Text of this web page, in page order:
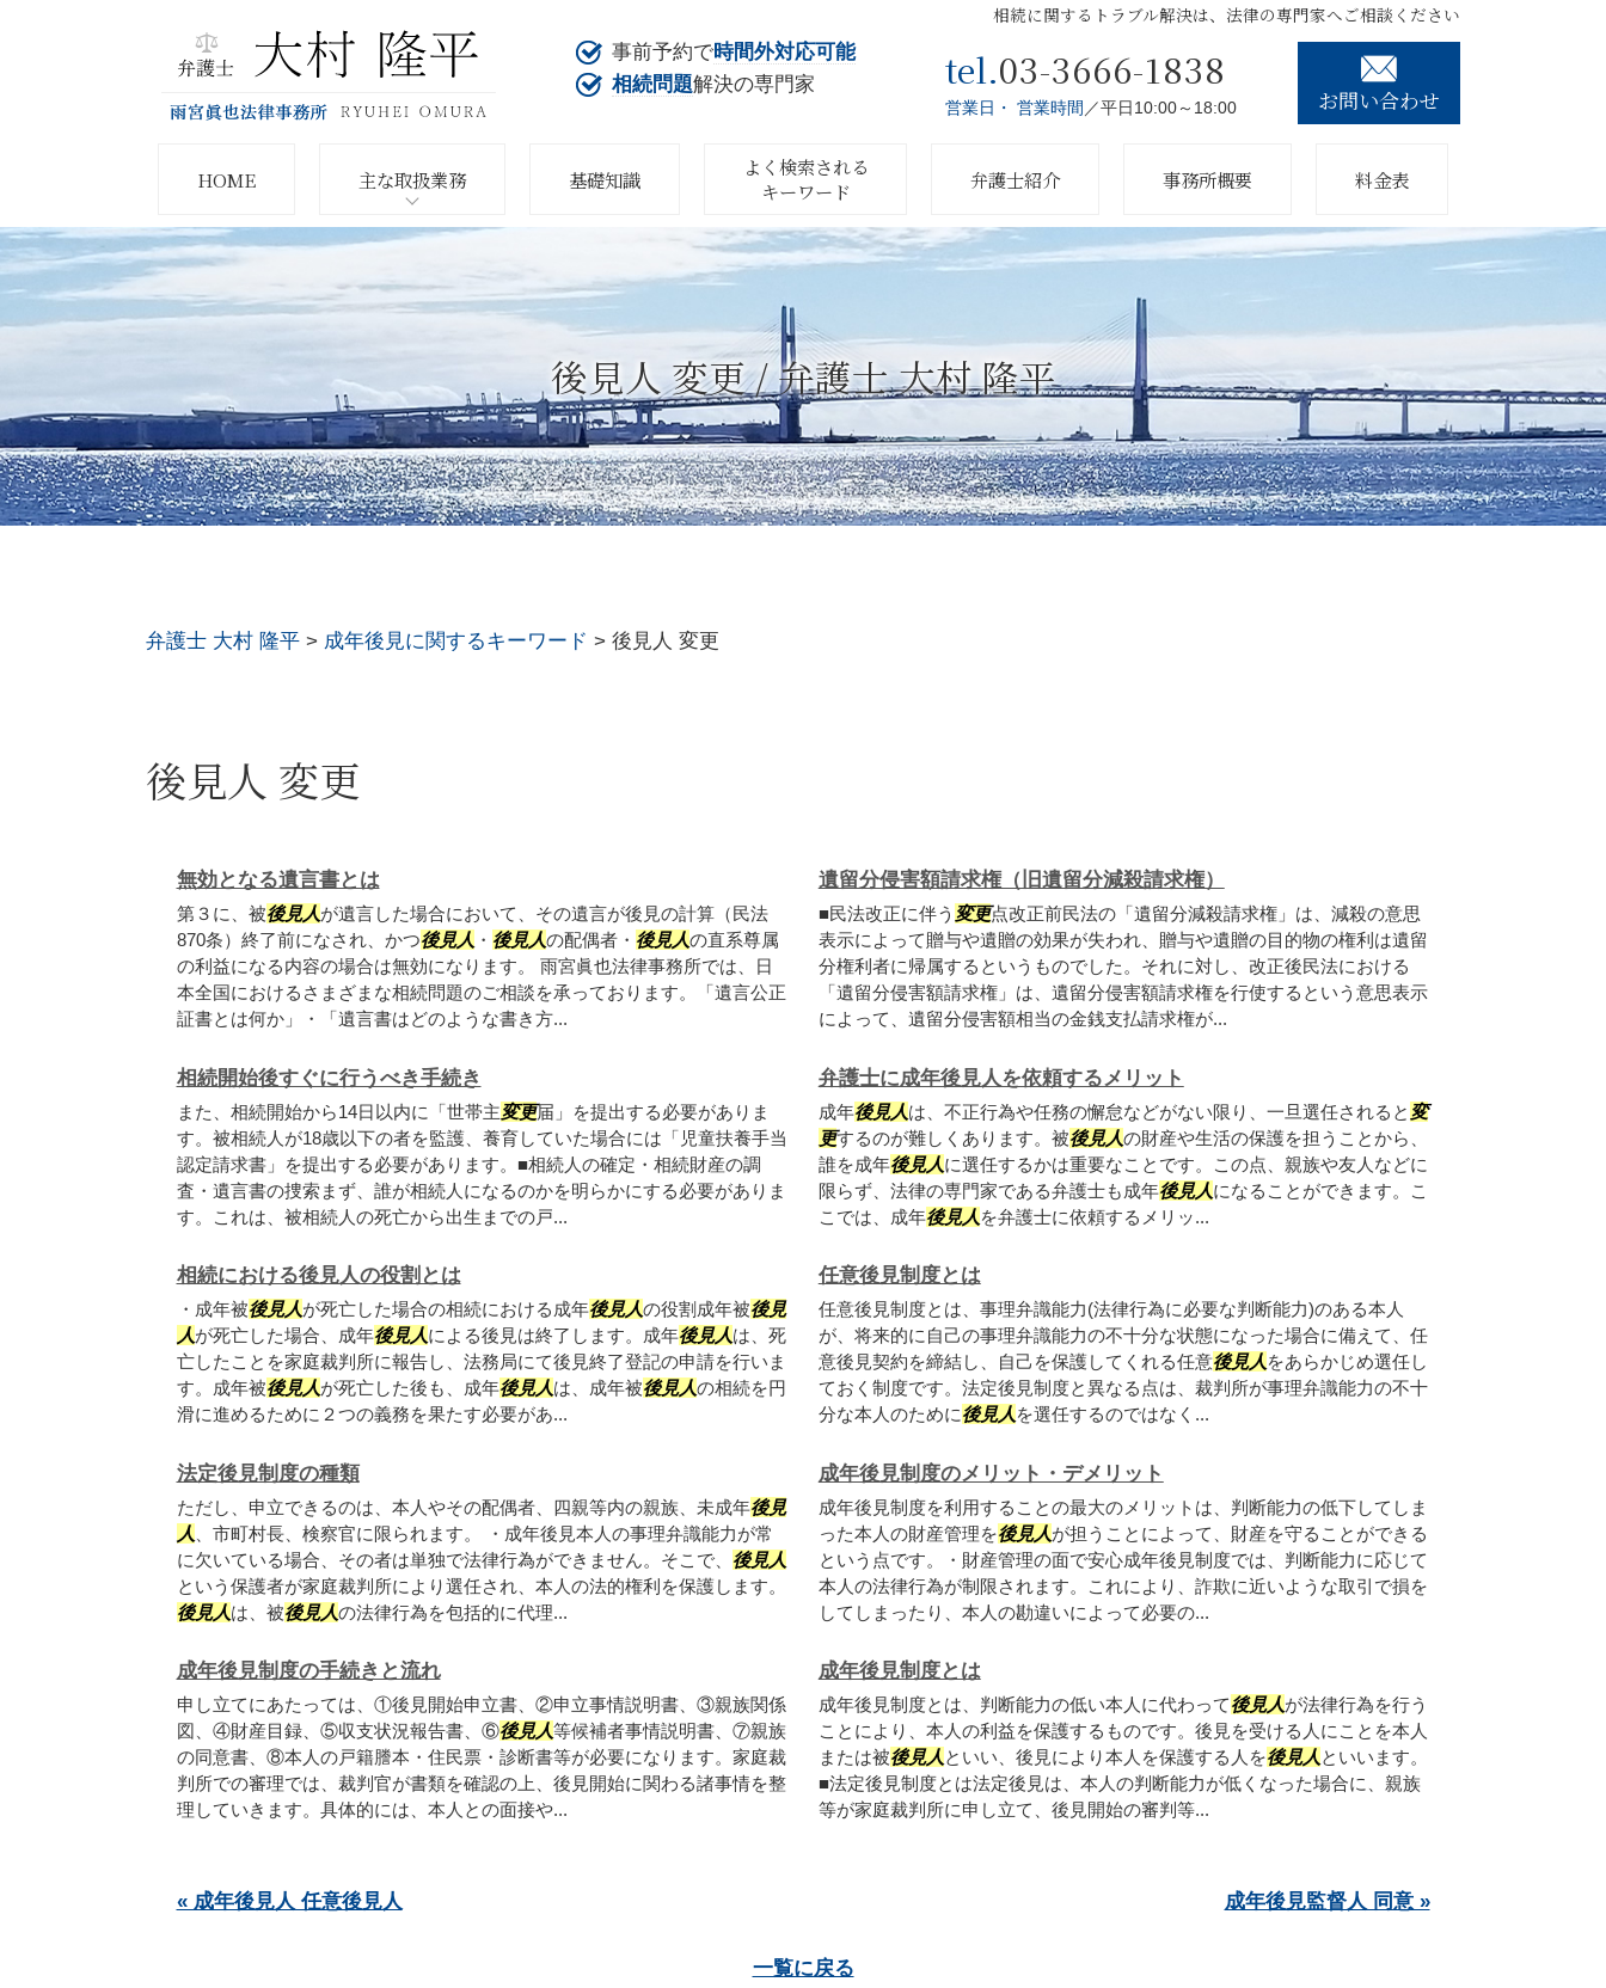
後見人 変更 / 弁護士 大村 隆平
相続に関するトラブル解決は、法律の専門家へご相談ください
事前予約で時間外対応可能
相続問題解決の専門家 tel.03-3666-1838
営業日・ 営業時間 ／平日10:00～18:00 お問い合わせ
HOME 主な取扱業務 基礎知識
よく検索される
キーワード
弁護士紹介 事務所概要 料金表
弁護士 大村 隆平 > 成年後見に関するキーワード > 後見人 変更
後見人 変更
無効となる遺言書とは
第３に、被後見人が遺言した場合において、その遺言が後見の計算（民法
870条）終了前になされ、かつ後見人 ・ 後見人の配偶者・ 後見人の直系尊属
の利益になる内容の場合は無効になります。 雨宮眞也法律事務所では、日
本全国におけるさまざまな相続問題のご相談を承っております。「遺言公正
証書とは何か」・「遺言書はどのような書き方...
遺留分侵害額請求権（旧遺留分減殺請求権）
■民法改正に伴う 変更点改正前民法の「遺留分減殺請求権」は、減殺の意思
表示によって贈与や遺贈の効果が失われ、贈与や遺贈の目的物の権利は遺留
分権利者に帰属するというものでした。それに対し、改正後民法における
「遺留分侵害額請求権」は、遺留分侵害額請求権を行使するという意思表示
によって、遺留分侵害額相当の金銭支払請求権が...
相続開始後すぐに行うべき手続き
また、相続開始から14日以内に「世帯主変更届」を提出する必要がありま
す。被相続人が18歳以下の者を監護、養育していた場合には「児童扶養手当
認定請求書」を提出する必要があります。■相続人の確定・相続財産の調
査・遺言書の捜索まず、誰が相続人になるのかを明らかにする必要がありま
す。これは、被相続人の死亡から出生までの戸...
弁護士に成年後見人を依頼するメリット
成年後見人は、不正行為や任務の懈怠などがない限り、一旦選任されると 変
更するのが難しくあります。被後見人の財産や生活の保護を担うことから、
誰を成年後見人に選任するかは重要なことです。この点、親族や友人などに
限らず、法律の専門家である弁護士も成年後見人になることができます。こ
こでは、成年後見人 を弁護士に依頼するメリッ...
相続における後見人の役割とは
・成年被後見人が死亡した場合の相続における成年後見人の役割成年被後見
人が死亡した場合、成年後見人による後見は終了します。成年後見人は、死
亡したことを家庭裁判所に報告し、法務局にて後見終了登記の申請を行いま
す。成年被後見人が死亡した後も、成年後見人は、成年被後見人の相続を円
滑に進めるために２つの義務を果たす必要があ...
任意後見制度とは
任意後見制度とは、事理弁識能力(法律行為に必要な判断能力)のある本人
が、将来的に自己の事理弁識能力の不十分な状態になった場合に備えて、任
意後見契約を締結し、自己を保護してくれる任意後見人 をあらかじめ選任し
ておく制度です。法定後見制度と異なる点は、裁判所が事理弁識能力の不十
分な本人のために後見人 を選任するのではなく...
法定後見制度の種類
ただし、申立できるのは、本人やその配偶者、四親等内の親族、未成年後見
人 、市町村長、検察官に限られます。 ・成年後見本人の事理弁識能力が常
に欠いている場合、その者は単独で法律行為ができません。そこで、 後見人
という保護者が家庭裁判所により選任され、本人の法的権利を保護します。
後見人は、被後見人の法律行為を包括的に代理...
成年後見制度のメリット・デメリット
成年後見制度を利用することの最大のメリットは、判断能力の低下してしま
った本人の財産管理を後見人が担うことによって、財産を守ることができる
という点です。・財産管理の面で安心成年後見制度では、判断能力に応じて
本人の法律行為が制限されます。これにより、詐欺に近いような取引で損を
してしまったり、本人の勘違いによって必要の...
成年後見制度の手続きと流れ
申し立てにあたっては、①後見開始申立書、②申立事情説明書、③親族関係
図、④財産目録、⑤収支状況報告書、⑥後見人等候補者事情説明書、⑦親族
の同意書、⑧本人の戸籍謄本・住民票・診断書等が必要になります。家庭裁
判所での審理では、裁判官が書類を確認の上、後見開始に関わる諸事情を整
理していきます。具体的には、本人との面接や...
成年後見制度とは
成年後見制度とは、判断能力の低い本人に代わって後見人が法律行為を行う
ことにより、本人の利益を保護するものです。後見を受ける人にことを本人
または被後見人 といい、後見により本人を保護する人を後見人 といいます。
■法定後見制度とは法定後見は、本人の判断能力が低くなった場合に、親族
等が家庭裁判所に申し立て、後見開始の審判等...
« 成年後見人 任意後見人 成年後見監督人 同意 »
一覧に戻る